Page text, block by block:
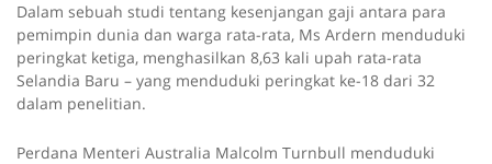
Dalam sebuah studi tentang kesenjangan gaji antara para
pemimpin dunia dan warga rata-rata, Ms Ardern menduduki
peringkat ketiga, menghasilkan 8,63 kali upah rata-rata
Selandia Baru – yang menduduki peringkat ke-18 dari 32
dalam penelitian.
Perdana Menteri Australia Malcolm Turnbull menduduki